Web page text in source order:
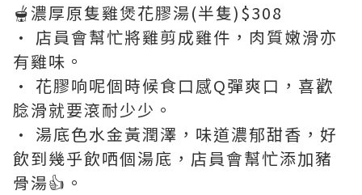
🫕濃厚原隻雞煲花膠湯(半隻)$308
• 店員會幫忙將雞剪成雞件，肉質嫩滑亦
有雞味。
• 花膠响呢個時候食口感Q彈爽口，喜歡
腍滑就要滾耐少少。
• 湯底色水金黃潤澤，味道濃郁甜香，好
飲到幾乎飲哂個湯底，店員會幫忙添加豬
骨湯👍。